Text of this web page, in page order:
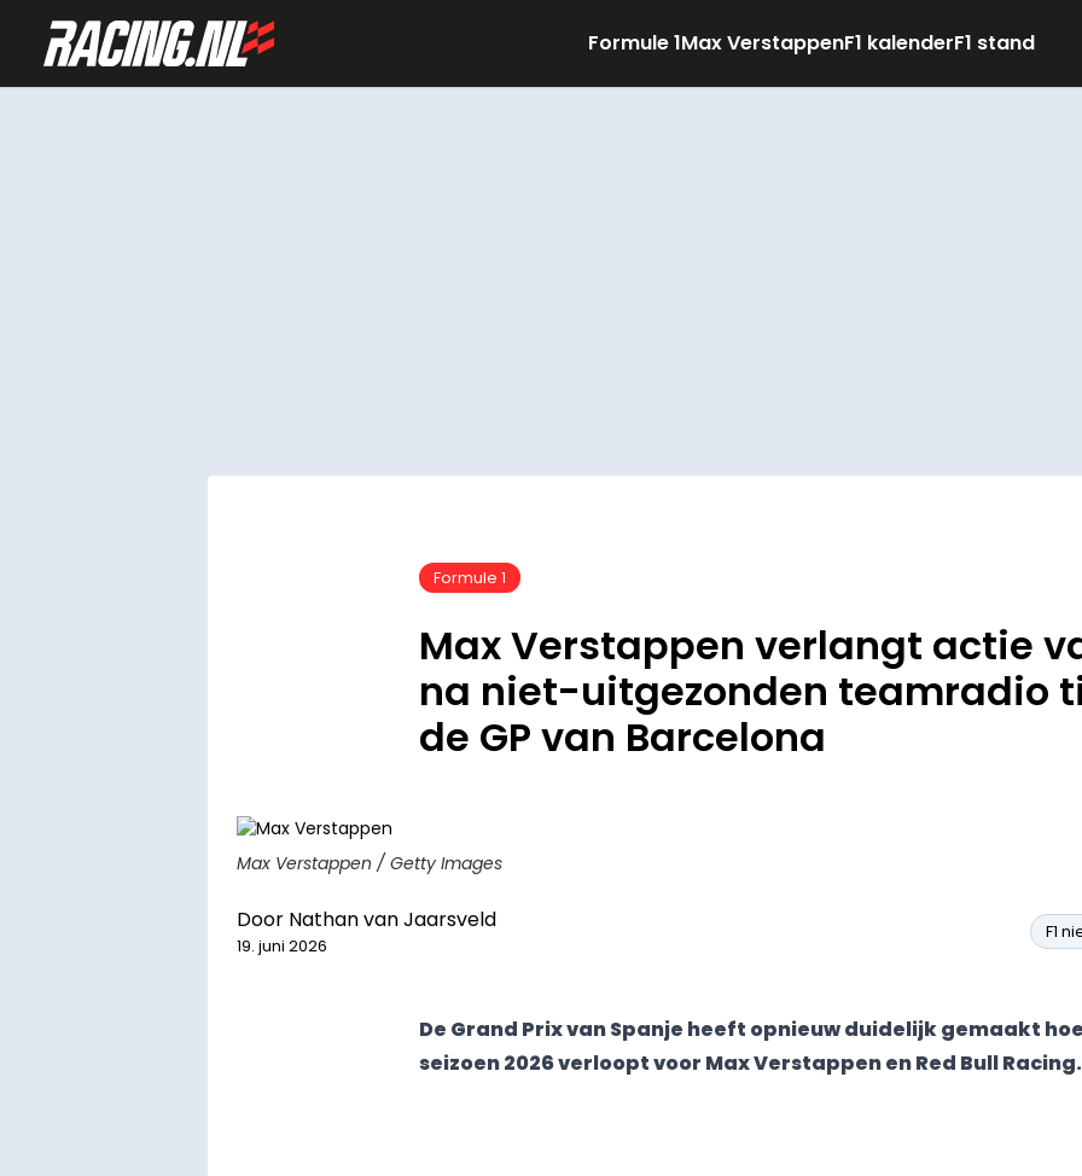
Formule 1Max VerstappenF1 kalenderF1 stand
Formule 1
Max Verstappen verlangt actie
na niet-uitgezonden teamradio
de GP van Barcelona
Max Verstappen / Getty Images
Door Nathan van Jaarsveld
19. juni 2026
F1
De Grand Prix van Spanje heeft opnieuw duidelijk gemaakt
seizoen 2026 verloopt voor Max Verstappen en Red Bull Racing.